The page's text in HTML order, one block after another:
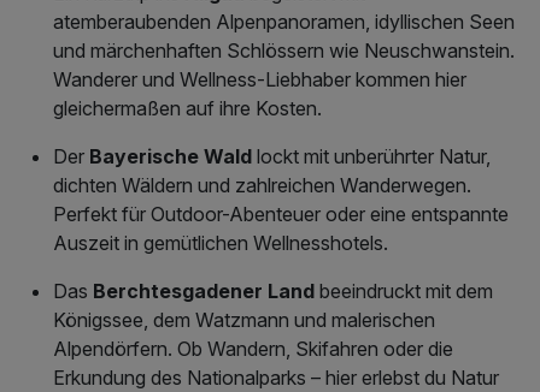
atemberaubenden Alpenpanoramen, idyllischen Seen
und märchenhaften Schlössern wie Neuschwanstein.
Wanderer und Wellness-Liebhaber kommen hier
gleichermaßen auf ihre Kosten.
Der Bayerische Wald lockt mit unberührter Natur,
dichten Wäldern und zahlreichen Wanderwegen.
Perfekt für Outdoor-Abenteuer oder eine entspannte
Auszeit in gemütlichen Wellnesshotels.
Das Berchtesgadener Land beeindruckt mit dem
Königssee, dem Watzmann und malerischen
Alpendörfern. Ob Wandern, Skifahren oder die
Erkundung des Nationalparks – hier erlebst du Natur